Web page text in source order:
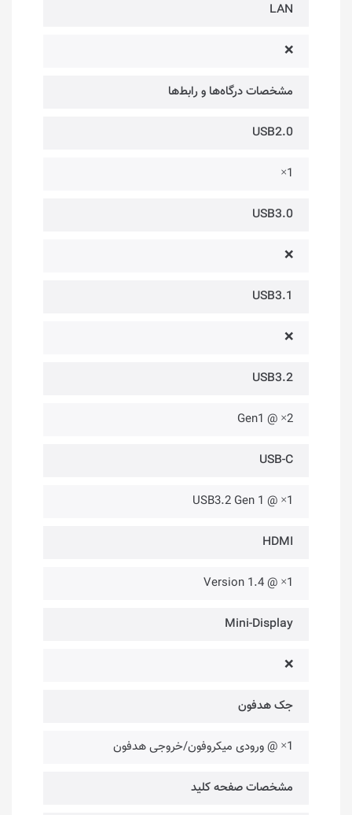
LAN
❌
مشخصات درگاه‌ها و رابط‌ها
USB2.0
1×
USB3.0
❌
USB3.1
❌
USB3.2
2× @ Gen1
USB-C
1× @ USB3.2 Gen 1
HDMI
1× @ Version 1.4
Mini-Display
❌
جک هدفون
1× @ ورودی میکروفون/خروجی هدفون
مشخصات صفحه کلید